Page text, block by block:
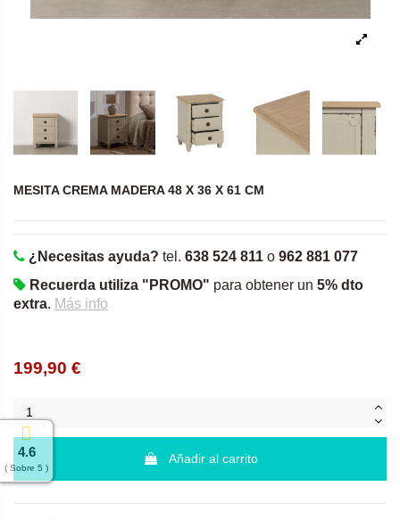
4.6
( Sobre 5 )
MESITA CREMA MADERA 48 X 36 X 61 CM
¿Necesitas ayuda? tel. 638 524 811 o 962 881 077
Recuerda utiliza "PROMO" para obtener un 5% dto
extra. Más info
199,90 €
Añadir al carrito